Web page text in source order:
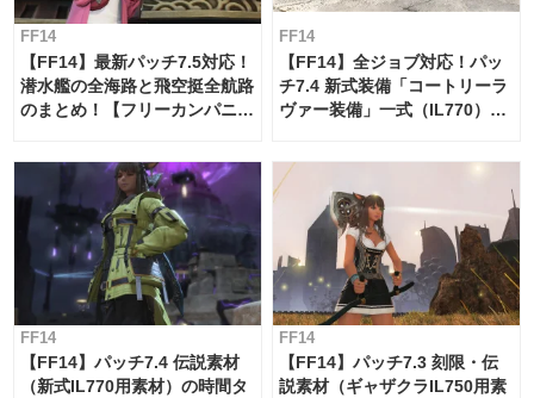
FF14
【FF14】最新パッチ7.5対応！
潜水艦の全海路と飛空挺全航路
のまとめ！【フリーカンパニ
FF14
【FF14】全ジョブ対応！パッ
チ7.4 新式装備「コートリーラ
ヴァー装備」一式（IL770）の
FF14
【FF14】パッチ7.4 伝説素材
（新式IL770用素材）の時間タ
FF14
【FF14】パッチ7.3 刻限・伝
説素材（ギャザクラIL750用素